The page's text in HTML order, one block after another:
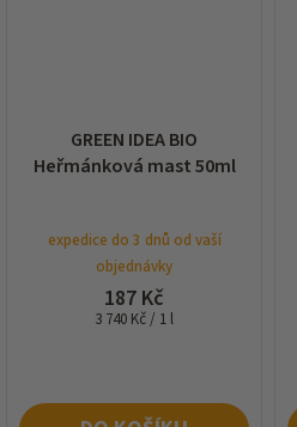
GREEN IDEA BIO
Heřmánková mast 50ml
expedice do 3 dnů od vaší
objednávky
187 Kč
Měrná
3 740 Kč / 1 l